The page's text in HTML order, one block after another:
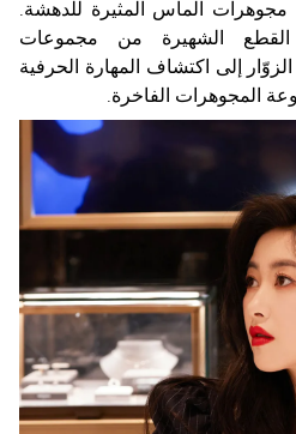
الماس المثيرة للدهشة.
الشهيرة من مجموعات
إلى اكتشاف المهارة الحرفية
المجوهرات الفاخرة.